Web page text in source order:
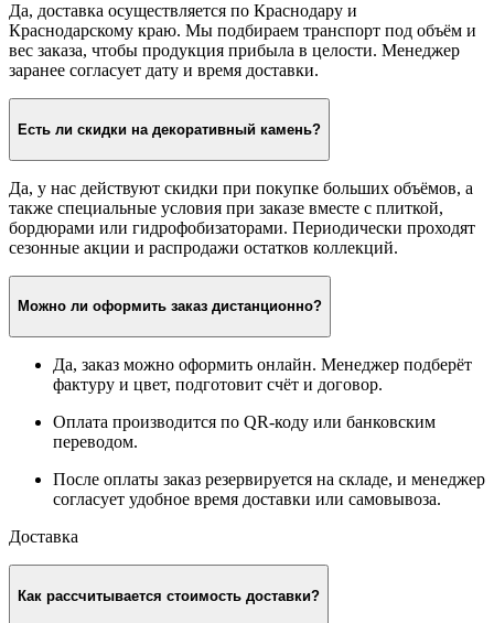
Да, доставка осуществляется по Краснодару и
Краснодарскому краю. Мы подбираем транспорт под объём и
вес заказа, чтобы продукция прибыла в целости. Менеджер
заранее согласует дату и время доставки.
Есть ли скидки на декоративный камень?
Да, у нас действуют скидки при покупке больших объёмов, а
также специальные условия при заказе вместе с плиткой,
бордюрами или гидрофобизаторами. Периодически проходят
сезонные акции и распродажи остатков коллекций.
Можно ли оформить заказ дистанционно?
Да, заказ можно оформить онлайн. Менеджер подберёт
фактуру и цвет, подготовит счёт и договор.
Оплата производится по QR-коду или банковским
переводом.
После оплаты заказ резервируется на складе, и менеджер
согласует удобное время доставки или самовывоза.
Доставка
Как рассчитывается стоимость доставки?